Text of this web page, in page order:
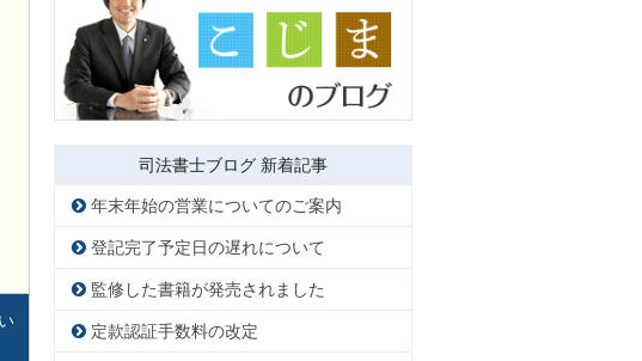
司法書士ブログ 新着記事
年末年始の営業についてのご案内
登記完了予定日の遅れについて
監修した書籍が発売されました
定款認証手数料の改定